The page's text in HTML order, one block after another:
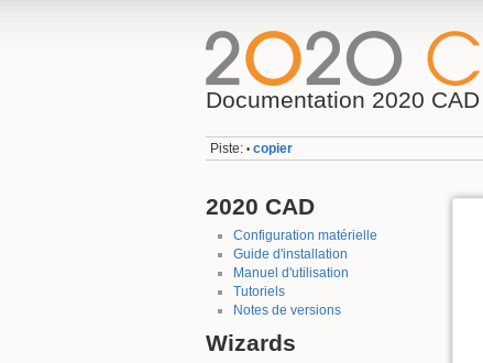
Documentation 2020 CAD
Piste: • copier
2020 CAD
Configuration matérielle
Guide d'installation
Manuel d'utilisation
Tutoriels
Notes de versions
Wizards